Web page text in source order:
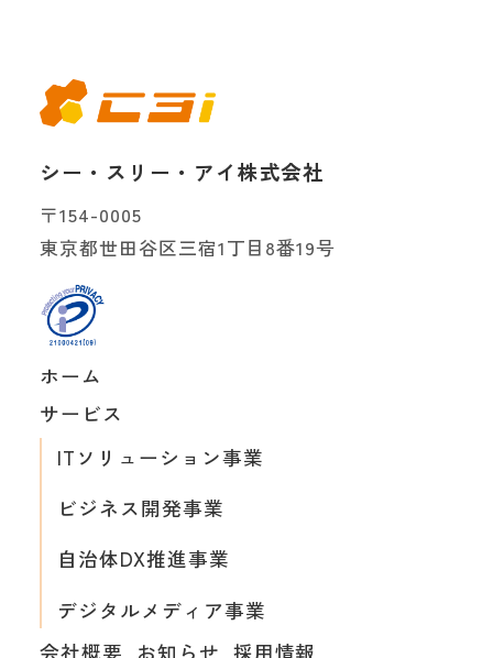
個人情報の提供は、皆様の任意性に基づいて行わ
れます。但しご提供くださらない場合、もしくは
備があった場合は、お問い合わせに関する回答や
かじめご了承下さい。
個人情報をご提供くださいました皆様には、個人
情報の開示を求める権利、及び開示の結果、当該
情報が誤っている場合には訂正及び削除を要求す
る権利がございます。但し、下記の項目に関する
場合は除きます。
権利利益を害する恐れがある場合
業務の適正な実施に著しい支障を及ぼす場合
法令に違反することとなる場合
収集した個人情報は返却しないものとし、弊社が
この件についてご意見・ご質問がございました
〈個人情報に関するお問い合わせ窓口〉
シー・スリー・アイ株式会社
〒154-0005
東京都世田谷区三宿1丁目8番19号
ホーム
サービス
ITソリューション事業
ビジネス開発事業
自治体DX推進事業
デジタルメディア事業
会社概要
お知らせ 採用情報